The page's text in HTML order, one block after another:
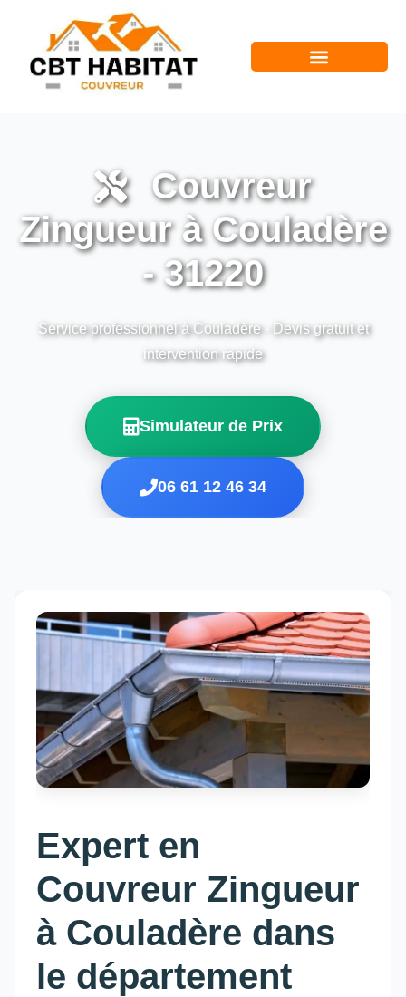
Couvreur
Zingueur à Couladère
- 31220
Service professionnel à Couladère - Devis gratuit et
intervention rapide
Simulateur de Prix
06 61 12 46 34
Expert en
Couvreur Zingueur
à Couladère dans
le département